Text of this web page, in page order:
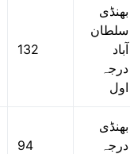
132
بھنڈی
سلطان
آباد
درجہ
اول
94
بھنڈی
درجہ